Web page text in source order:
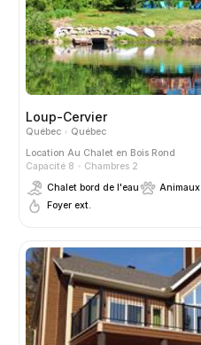
Loup-Cervier
Québec
Québec
Location Au Chalet en Bois Rond
Capacité 8
Chambres 2
Chalet bord de l'eau
Animaux
Foyer ext.